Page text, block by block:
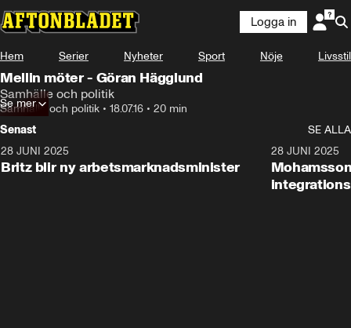
Logga in
Hem Serier Nyheter Sport Nöje Livsstil
Mellin möter - Göran Hägglund
Samhälle och politik
Samhälle och politik • 18.07.16 • 20 min
Se mer
Senast
SE ALLA
28 JUNI 2025
Britz blir ny arbetsmarknadsminister
28 JUNI 2025